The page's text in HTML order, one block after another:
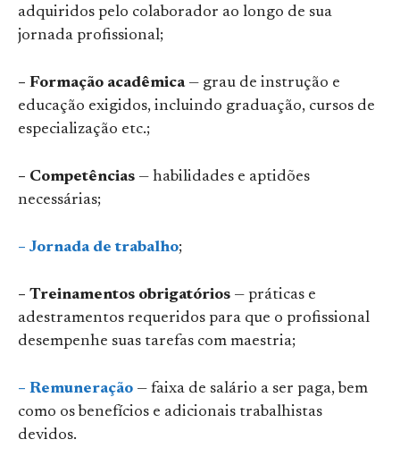
adquiridos pelo colaborador ao longo de sua
jornada profissional;
– Formação acadêmica— grau de instrução e
educação exigidos, incluindo graduação, cursos de
especialização etc.;
– Competências — habilidades e aptidões
necessárias;
– Jornada de trabalho;
– Treinamentos obrigatórios — práticas e
adestramentos requeridos para que o profissional
desempenhe suas tarefas com maestria;
– Remuneração — faixa de salário a ser paga, bem
como os benefícios e adicionais trabalhistas
devidos.